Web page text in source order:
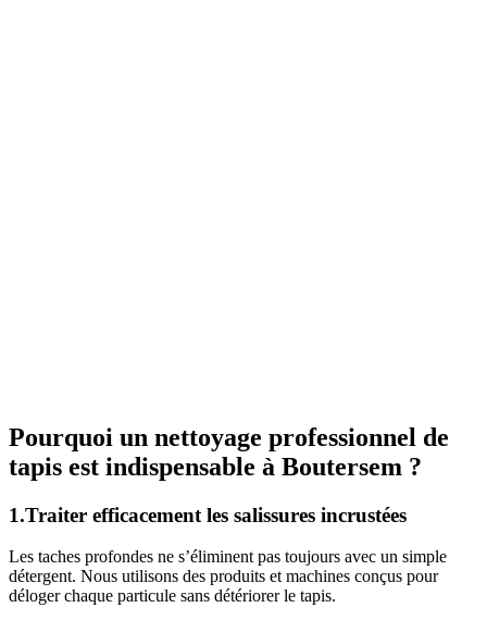
Pourquoi un nettoyage professionnel de
tapis est indispensable à Boutersem ?
1.Traiter efficacement les salissures incrustées
Les taches profondes ne s’éliminent pas toujours avec un simple
détergent. Nous utilisons des produits et machines conçus pour
déloger chaque particule sans détériorer le tapis.